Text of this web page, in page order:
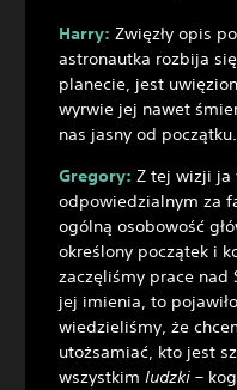
Harry: Zwięzły opis
astronautka rozbija
planecie, jest
wyrwie jej nawet
nas jasny od początku.
Gregory: Z tej wizji ja
odpowiedzialnym za
ogólną osobowość
określony początek i
zaczęliśmy prace nad
jej imienia, to
wiedzieliśmy, że
utożsamiać, kto jest
wszystkim ludzki –